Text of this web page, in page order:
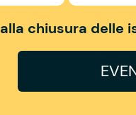
alla chiusura delle